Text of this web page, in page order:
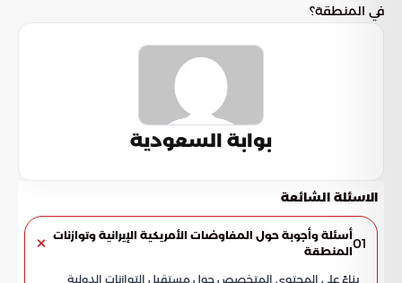
في المنطقة؟
بوابة السعودية
الاسئلة الشائعة
01أسئلة وأجوبة حول المفاوضات الأمريكية الإيرانية وتوازنات
المنطقة
بناءً على المحتوى المتخصص حول مستقبل التوازنات الدولية